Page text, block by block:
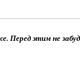
Перед этим не